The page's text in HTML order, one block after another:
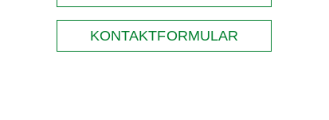
KONTAKTFORMULAR